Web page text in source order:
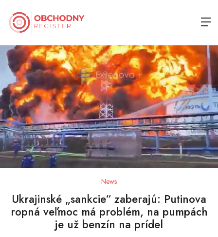
News
Ukrajinské „sankcie“ zaberajú: Putinova
ropná veľmoc má problém, na pumpách
je už benzín na prídel